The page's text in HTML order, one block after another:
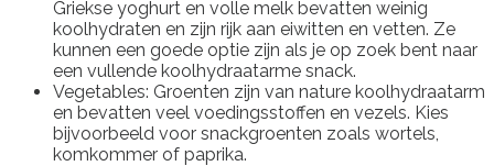
Griekse yoghurt en volle melk bevatten weinig
koolhydraten en zijn rijk aan eiwitten en vetten. Ze
kunnen een goede optie zijn als je op zoek bent naar
een vullende koolhydraatarme snack.
Vegetables: Groenten zijn van nature koolhydraatarm
en bevatten veel voedingsstoffen en vezels. Kies
bijvoorbeeld voor snackgroenten zoals wortels,
komkommer of paprika.